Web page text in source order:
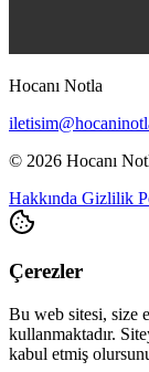
Hocanı Notla
© 2026 Hocanı
Hakkında Gizlilik
Çerezler
Bu web sitesi, size
kullanmaktadır.
kabul etmiş